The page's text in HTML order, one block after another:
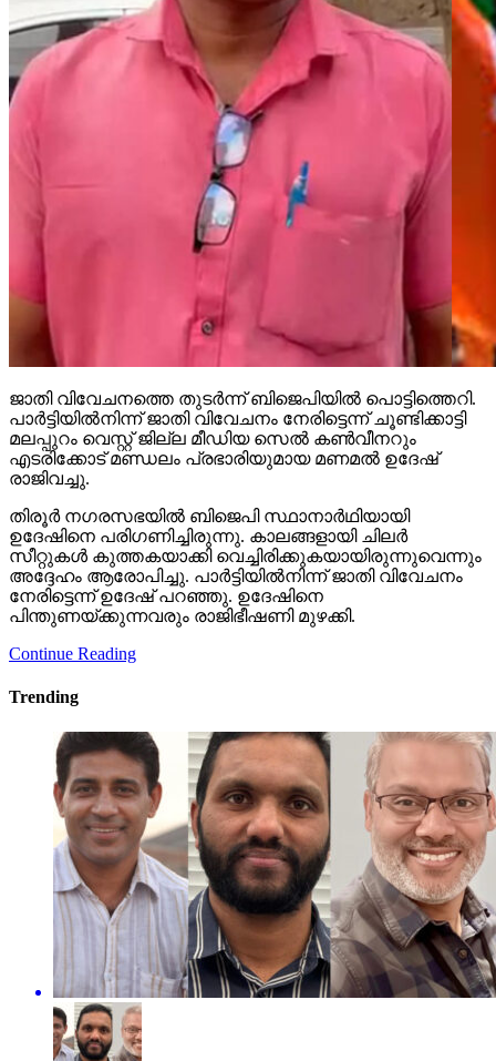
ജാതി വിവേചനത്തെ തുടര്‍ന്ന് ബിജെപിയില്‍ പൊട്ടിത്തെറി.
പാര്‍ട്ടിയില്‍നിന്ന് ജാതി വിവേചനം നേരിട്ടെന്ന് ചൂണ്ടിക്കാട്ടി
മലപ്പുറം വെസ്റ്റ് ജില്ല മീഡിയ സെല്‍ കണ്‍വീനറും
എടരിക്കോട് മണ്ഡലം പ്രഭാരിയുമായ മണമല്‍ ഉദേഷ്
രാജിവച്ചു.
തിരൂര്‍ നഗരസഭയില്‍ ബിജെപി സ്ഥാനാര്‍ഥിയായി
ഉദേഷിനെ പരിഗണിച്ചിരുന്നു. കാലങ്ങളായി ചിലര്‍
സീറ്റുകള്‍ കുത്തകയാക്കി വെച്ചിരിക്കുകയായിരുന്നുവെന്നും
അദ്ദേഹം ആരോപിച്ചു. പാര്‍ട്ടിയില്‍നിന്ന് ജാതി വിവേചനം
നേരിട്ടെന്ന് ഉദേഷ് പറഞ്ഞു. ഉദേഷിനെ
പിന്തുണയ്ക്കുന്നവരും രാജിഭീഷണി മുഴക്കി.
Continue Reading
Trending